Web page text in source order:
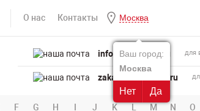
О нас Контакты Москва
Ваш город:
Москва
Нет Да
info@powertool.ru для
zakaz@powertool.ru
F G H I J K L M N O